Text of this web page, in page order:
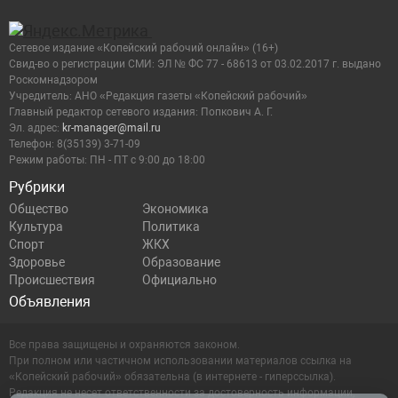
Рубрики
Общество
Экономика
Культура
Политика
Спорт
ЖКХ
Здоровье
Образование
Происшествия
Официально
Объявления
Сетевое издание «Копейский рабочий онлайн» (16+)
Cвид-во о регистрации СМИ: ЭЛ № ФС 77 - 68613 от 03.02.2017 г. выдано
Роскомнадзором
Учредитель: АНО «Редакция газеты «Копейский рабочий»
Главный редактор сетевого издания: Попкович А. Г.
Эл. адрес: kr-manager@mail.ru
Телефон: 8(35139) 3-71-09
Режим работы: ПН - ПТ с 9:00 до 18:00
Все права защищены и охраняются законом.
При полном или частичном использовании материалов ссылка на
«Копейский рабочий» обязательна (в интернете - гиперссылка).
Редакция не несет ответственности за достоверность информации,